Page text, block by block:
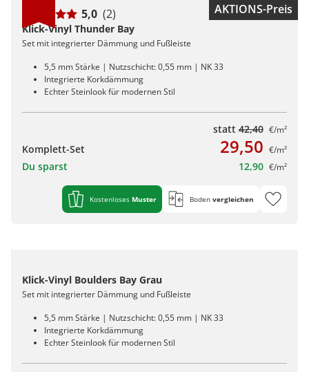
AKTIONS-Preis
5,0 (2)
Klick-Vinyl Thunder Bay
Set mit integrierter Dämmung und Fußleiste
5,5 mm Stärke | Nutzschicht: 0,55 mm | NK 33
Integrierte Korkdämmung
Echter Steinlook für modernen Stil
statt 42,40 €/m²
Komplett-Set 29,50 €/m²
Du sparst 12,90 €/m²
Kostenloses Muster Boden vergleichen
Klick-Vinyl Boulders Bay Grau
Set mit integrierter Dämmung und Fußleiste
5,5 mm Stärke | Nutzschicht: 0,55 mm | NK 33
Integrierte Korkdämmung
Echter Steinlook für modernen Stil